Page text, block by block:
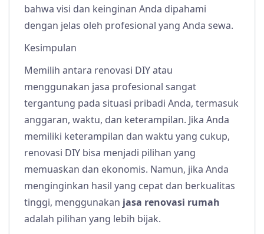
bahwa visi dan keinginan Anda dipahami
dengan jelas oleh profesional yang Anda sewa.
Kesimpulan
Memilih antara renovasi DIY atau
menggunakan jasa profesional sangat
tergantung pada situasi pribadi Anda, termasuk
anggaran, waktu, dan keterampilan. Jika Anda
memiliki keterampilan dan waktu yang cukup,
renovasi DIY bisa menjadi pilihan yang
memuaskan dan ekonomis. Namun, jika Anda
menginginkan hasil yang cepat dan berkualitas
tinggi, menggunakan jasa renovasi rumah
adalah pilihan yang lebih bijak.